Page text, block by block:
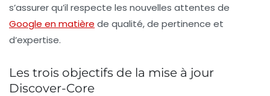
s’assurer qu’il respecte les nouvelles attentes de
Google en matière de qualité, de pertinence et
d’expertise.
Les trois objectifs de la mise à jour
Discover-Core